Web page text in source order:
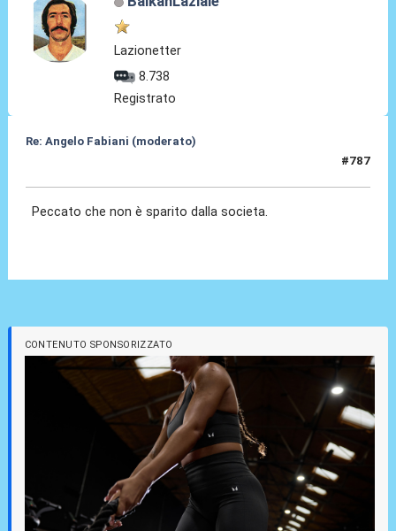
Lazionetter
8.738
Registrato
Re: Angelo Fabiani (moderato)
#787
Peccato che non è sparito dalla societa.
CONTENUTO SPONSORIZZATO